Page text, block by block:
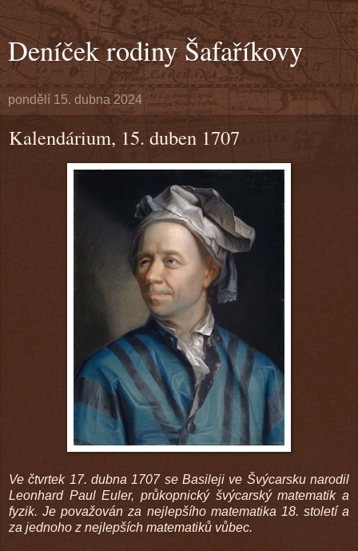
Deníček rodiny Šafaříkovy
pondělí 15. dubna 2024
Kalendárium, 15. duben 1707
Ve čtvrtek 17. dubna 1707 se Basileji ve Švýcarsku narodil
Leonhard Paul Euler, průkopnický švýcarský matematik a
fyzik. Je považován za nejlepšího matematika 18. století a
za jednoho z nejlepších matematiků vůbec.